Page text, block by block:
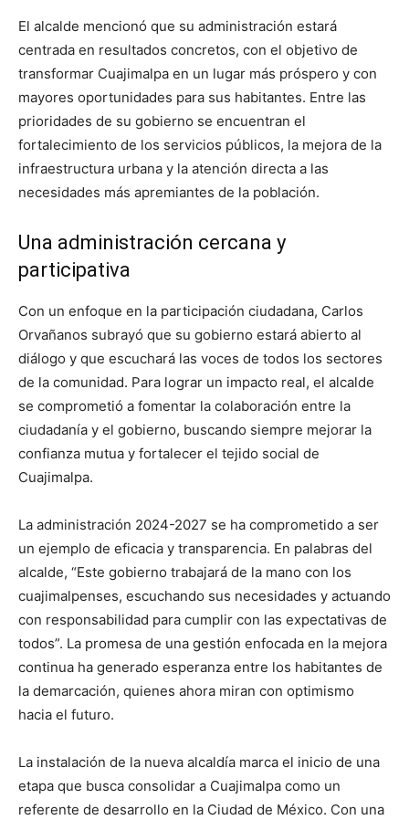
El alcalde mencionó que su administración estará
centrada en resultados concretos, con el objetivo de
transformar Cuajimalpa en un lugar más próspero y con
mayores oportunidades para sus habitantes. Entre las
prioridades de su gobierno se encuentran el
fortalecimiento de los servicios públicos, la mejora de la
infraestructura urbana y la atención directa a las
necesidades más apremiantes de la población.
Una administración cercana y
participativa
Con un enfoque en la participación ciudadana, Carlos
Orvañanos subrayó que su gobierno estará abierto al
diálogo y que escuchará las voces de todos los sectores
de la comunidad. Para lograr un impacto real, el alcalde
se comprometió a fomentar la colaboración entre la
ciudadanía y el gobierno, buscando siempre mejorar la
confianza mutua y fortalecer el tejido social de
Cuajimalpa.
La administración 2024-2027 se ha comprometido a ser
un ejemplo de eficacia y transparencia. En palabras del
alcalde, “Este gobierno trabajará de la mano con los
cuajimalpenses, escuchando sus necesidades y actuando
con responsabilidad para cumplir con las expectativas de
todos”. La promesa de una gestión enfocada en la mejora
continua ha generado esperanza entre los habitantes de
la demarcación, quienes ahora miran con optimismo
hacia el futuro.
La instalación de la nueva alcaldía marca el inicio de una
etapa que busca consolidar a Cuajimalpa como un
referente de desarrollo en la Ciudad de México. Con una